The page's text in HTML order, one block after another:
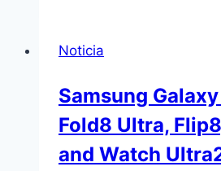
Noticia
Samsung
Fold8 Ultra,
and Watch